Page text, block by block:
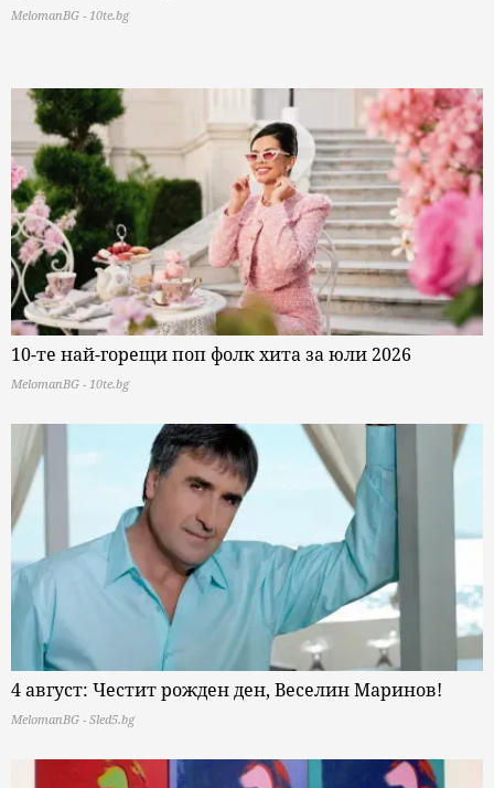
MelomanBG - 10te.bg
10-те най-горещи поп фолк хита за юли 2026
MelomanBG - 10te.bg
4 август: Честит рожден ден, Веселин Маринов!
MelomanBG - Sled5.bg